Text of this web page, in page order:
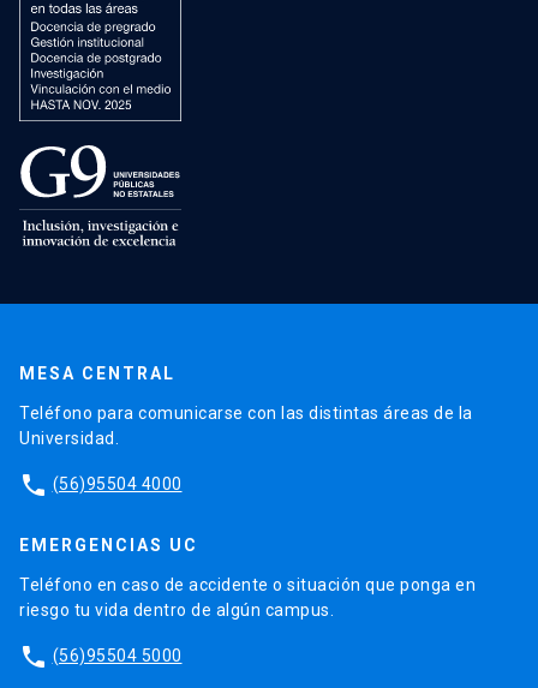
MESA CENTRAL
Teléfono para comunicarse con las distintas áreas de la
Universidad.
phone (56)95504 4000
EMERGENCIAS UC
Teléfono en caso de accidente o situación que ponga en
riesgo tu vida dentro de algún campus.
phone (56)95504 5000